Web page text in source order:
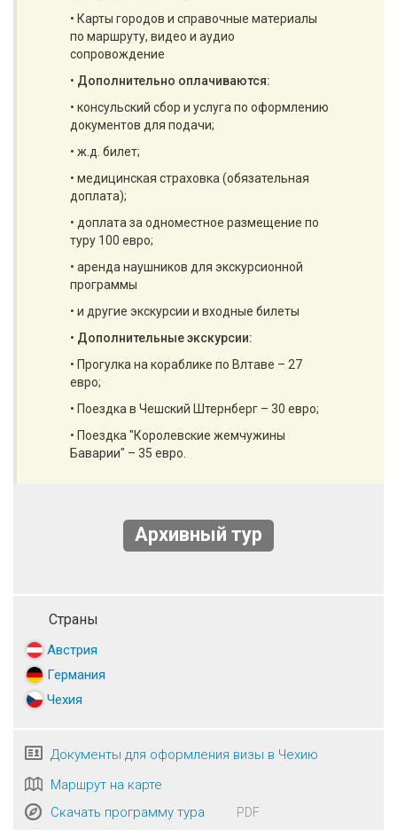
• Карты городов и справочные материалы
по маршруту, видео и аудио
сопровождение
• Дополнительно оплачиваются:
• консульский сбор и услуга по оформлению
документов для подачи;
• ж.д. билет;
• медицинская страховка (обязательная
доплата);
• доплата за одноместное размещение по
туру 100 евро;
• аренда наушников для экскурсионной
программы
• и другие экскурсии и входные билеты
• Дополнительные экскурсии:
• Прогулка на кораблике по Влтаве – 27
евро;
• Поездка в Чешский Штернберг – 30 евро;
• Поездка "Королевские жемчужины
Баварии" – 35 евро.
Архивный тур
Страны
Австрия
Германия
Чехия
Документы для оформления визы в Чехию
Маршрут на карте
Скачать программу тура
PDF